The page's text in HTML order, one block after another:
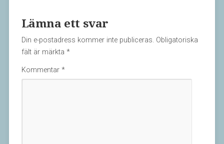
Lämna ett svar
Din e-postadress kommer inte publiceras. Obligatoriska
fält är märkta *
Kommentar *